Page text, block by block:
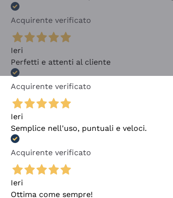
Acquirente verificato
Ieri
Perfetti e attenti al cliente
Acquirente verificato
Ieri
Semplice nell'uso, puntuali e veloci.
Acquirente verificato
Ieri
Ottima come sempre!